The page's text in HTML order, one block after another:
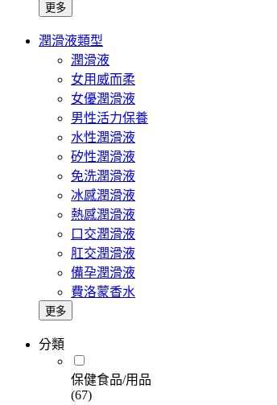
更多
潤滑液類型
潤滑液
女用威而柔
女優潤滑液
男性活力保養
水性潤滑液
矽性潤滑液
免洗潤滑液
冰感潤滑液
熱感潤滑液
口交潤滑液
肛交潤滑液
備孕潤滑液
費洛蒙香水
更多
分類
保健食品/用品
(67)